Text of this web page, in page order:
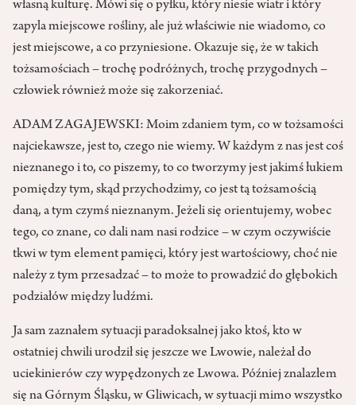
własną kulturę. Mówi się o pyłku, który niesie wiatr i który
zapyla miejscowe rośliny, ale już właściwie nie wiadomo, co
jest miejscowe, a co przyniesione. Okazuje się, że w takich
tożsamościach – trochę podróżnych, trochę przygodnych –
człowiek również może się zakorzeniać.
ADAM ZAGAJEWSKI: Moim zdaniem tym, co w tożsamości
najciekawsze, jest to, czego nie wiemy. W każdym z nas jest coś
nieznanego i to, co piszemy, to co tworzymy jest jakimś łukiem
pomiędzy tym, skąd przychodzimy, co jest tą tożsamością
daną, a tym czymś nieznanym. Jeżeli się orientujemy, wobec
tego, co znane, co dali nam nasi rodzice – w czym oczywiście
tkwi w tym element pamięci, który jest wartościowy, choć nie
należy z tym przesadzać – to może to prowadzić do głębokich
podziałów między ludźmi.
Ja sam zaznałem sytuacji paradoksalnej jako ktoś, kto w
ostatniej chwili urodził się jeszcze we Lwowie, należał do
uciekinierów czy wypędzonych ze Lwowa. Później znalazłem
się na Górnym Śląsku, w Gliwicach, w sytuacji mimo wszystko